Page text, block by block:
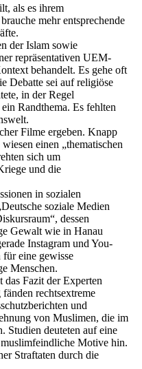
als es ihrem
mehr entsprechende
der Islam sowie
repräsentativen UEM-
behandelt. Es gehe oft
Debatte sei auf religiöse
in der Regel
Randthema. Es fehlten
Filme ergeben. Knapp
einen „thematischen
sich um
und die
in sozialen
soziale Medien
dessen
Gewalt wie in Hanau
Instagram und You-
eine gewisse
Menschen.
Fazit der Experten
rechtsextreme
und
von Muslimen, die im
Studien deuteten auf eine
Motive hin.
Straftaten durch die